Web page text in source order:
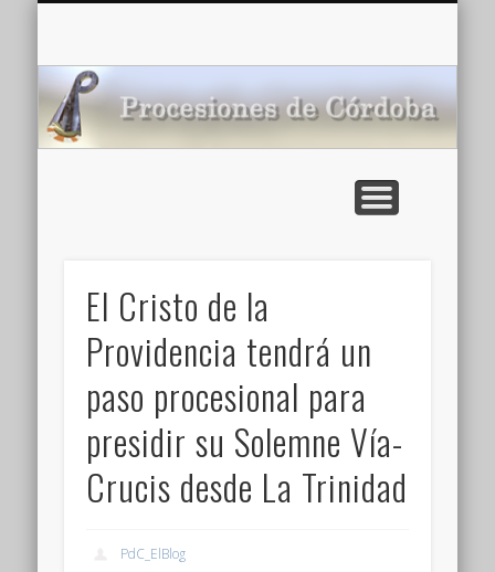
El Cristo de la
Providencia tendrá un
paso procesional para
presidir su Solemne Vía-
Crucis desde La Trinidad
PdC_ElBlog